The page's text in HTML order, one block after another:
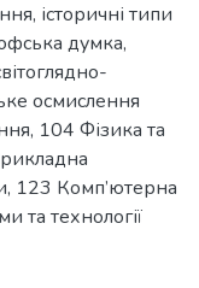
, історичні типи
думка,
осмислення
, 104 Фізика та
, 123 Комп’ютерна
та технології